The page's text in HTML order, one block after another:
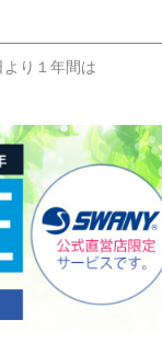
り１年間は